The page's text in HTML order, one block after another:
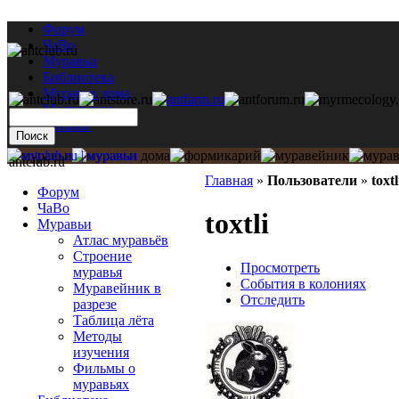
Форум
ЧаВо
Муравьи
Библиотека
Муравьи дома
Мастерская
Каталог
Главная » Пользователи »
toxtli
Просмотреть
События в колониях
Отследить
antclub.ru
Форум
ЧаВо
Муравьи
Атлас муравьёв
Строение
муравья
Муравейник в
разрезе
Таблица лёта
Методы
изучения
Фильмы о
муравьях